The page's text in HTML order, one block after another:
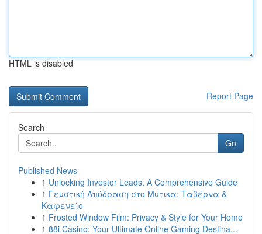
HTML is disabled
Report Page
Search
Go
Published News
1 Unlocking Investor Leads: A Comprehensive Guide
1 Γευστική Απόδραση στο Μύτικα: Ταβέρνα &
Καφενείο
1 Frosted Window Film: Privacy & Style for Your Home
1 88i Casino: Your Ultimate Online Gaming Destina...